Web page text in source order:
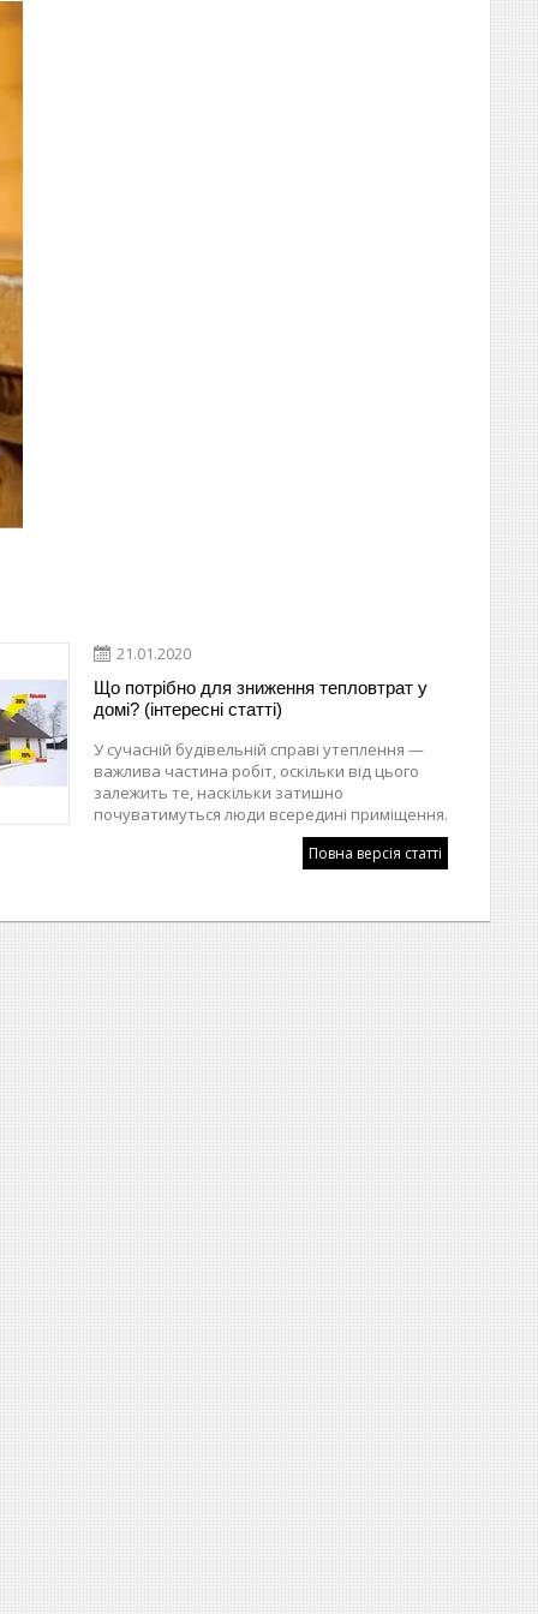
21.01.2020
Що потрібно для зниження тепловтрат у
домі? (інтересні статті)
У сучасній будівельній справі утеплення —
важлива частина робіт, оскільки від цього
залежить те, наскільки затишно
почуватимуться люди всередині приміщення.
Повна версія статті